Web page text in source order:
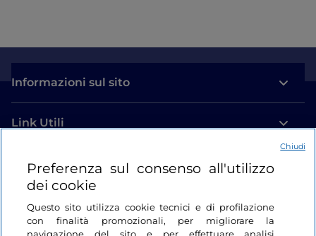
Informazioni sul sito
Link Utili
Login
Restiamo in contatto
Preferenza sul consenso all'utilizzo
dei cookie
Questo sito utilizza cookie tecnici e di profilazione
con finalità promozionali, per migliorare la
Chiudi